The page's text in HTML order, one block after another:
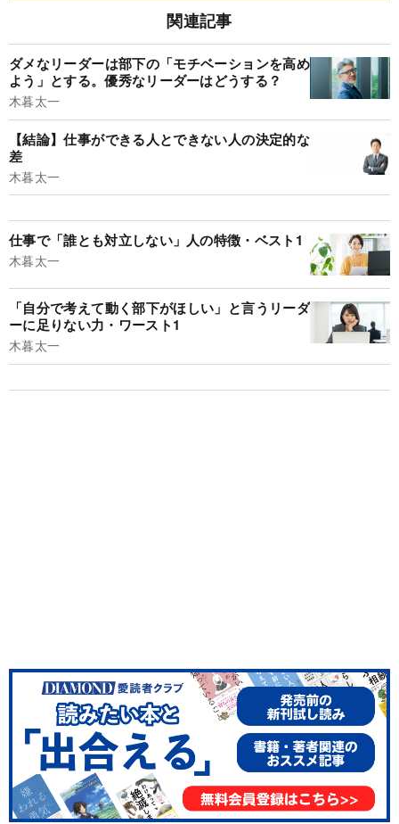
関連記事
ダメなリーダーは部下の「モチベーションを高め
よう」とする。優秀なリーダーはどうする？
木暮太一
【結論】仕事ができる人とできない人の決定的な
差
木暮太一
仕事で「誰とも対立しない」人の特徴・ベスト1
木暮太一
「自分で考えて動く部下がほしい」と言うリーダ
ーに足りない力・ワースト1
木暮太一